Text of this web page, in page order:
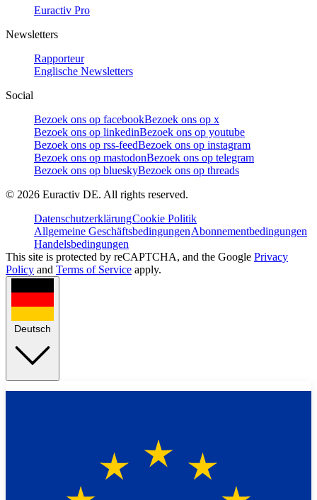
Euractiv Pro
Newsletters
Rapporteur
Englische Newsletters
Social
Bezoek ons op facebookBezoek ons op x
Bezoek ons op linkedinBezoek ons op youtube
Bezoek ons op rss-feedBezoek ons op instagram
Bezoek ons op mastodonBezoek ons op telegram
Bezoek ons op blueskyBezoek ons op threads
© 2026 Euractiv DE. All rights reserved.
DatenschutzerklärungCookie Politik
Allgemeine GeschäftsbedingungenAbonnementbedingungen
Handelsbedingungen
This site is protected by reCAPTCHA, and the Google Privacy
Policy and Terms of Service apply.
Deutsch